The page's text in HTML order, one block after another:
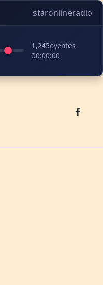
staronlineradio
1,245oyentes
00:00:00